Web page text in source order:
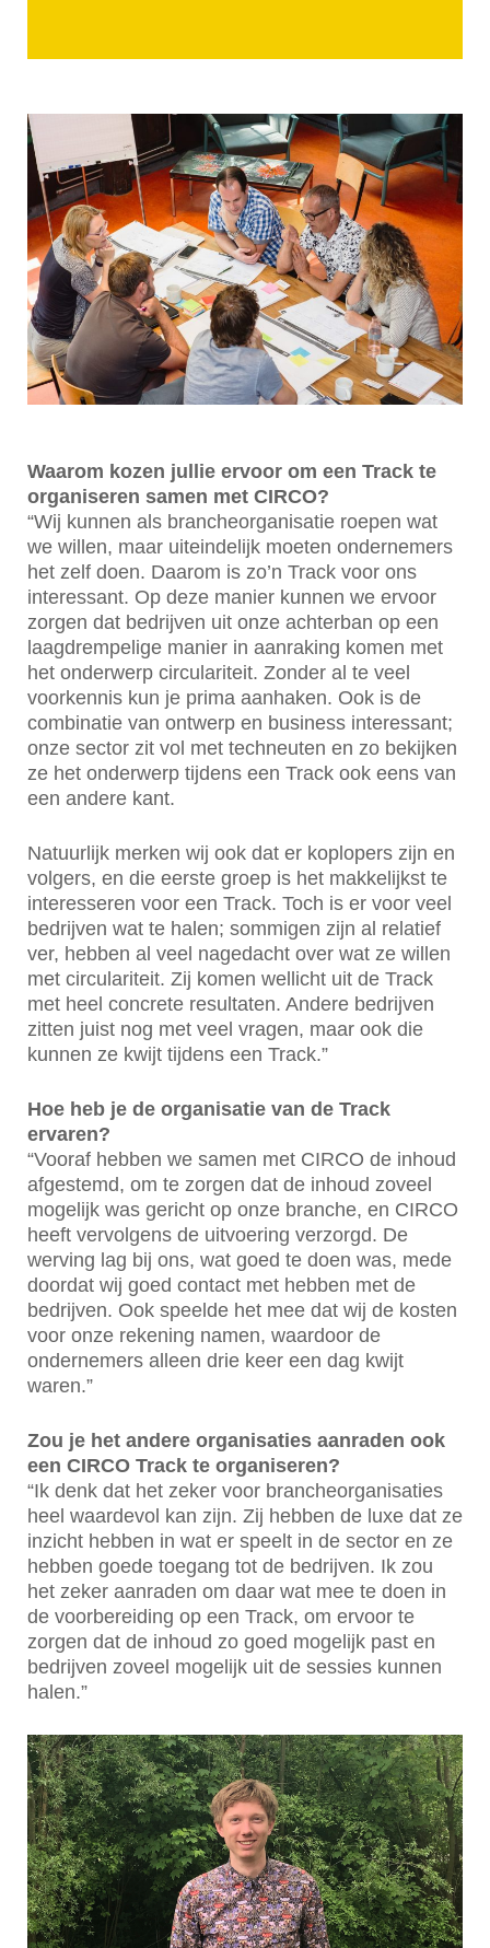
Waarom kozen jullie ervoor om een Track te
organiseren samen met CIRCO?
“Wij kunnen als brancheorganisatie roepen wat
we willen, maar uiteindelijk moeten ondernemers
het zelf doen. Daarom is zo’n Track voor ons
interessant. Op deze manier kunnen we ervoor
zorgen dat bedrijven uit onze achterban op een
laagdrempelige manier in aanraking komen met
het onderwerp circulariteit. Zonder al te veel
voorkennis kun je prima aanhaken. Ook is de
combinatie van ontwerp en business interessant;
onze sector zit vol met techneuten en zo bekijken
ze het onderwerp tijdens een Track ook eens van
een andere kant.
Natuurlijk merken wij ook dat er koplopers zijn en
volgers, en die eerste groep is het makkelijkst te
interesseren voor een Track. Toch is er voor veel
bedrijven wat te halen; sommigen zijn al relatief
ver, hebben al veel nagedacht over wat ze willen
met circulariteit. Zij komen wellicht uit de Track
met heel concrete resultaten. Andere bedrijven
zitten juist nog met veel vragen, maar ook die
kunnen ze kwijt tijdens een Track.”
Hoe heb je de organisatie van de Track
ervaren?
“Vooraf hebben we samen met CIRCO de inhoud
afgestemd, om te zorgen dat de inhoud zoveel
mogelijk was gericht op onze branche, en CIRCO
heeft vervolgens de uitvoering verzorgd. De
werving lag bij ons, wat goed te doen was, mede
doordat wij goed contact met hebben met de
bedrijven. Ook speelde het mee dat wij de kosten
voor onze rekening namen, waardoor de
ondernemers alleen drie keer een dag kwijt
waren.”
Zou je het andere organisaties aanraden ook
een CIRCO Track te organiseren?
“Ik denk dat het zeker voor brancheorganisaties
heel waardevol kan zijn. Zij hebben de luxe dat ze
inzicht hebben in wat er speelt in de sector en ze
hebben goede toegang tot de bedrijven. Ik zou
het zeker aanraden om daar wat mee te doen in
de voorbereiding op een Track, om ervoor te
zorgen dat de inhoud zo goed mogelijk past en
bedrijven zoveel mogelijk uit de sessies kunnen
halen.”